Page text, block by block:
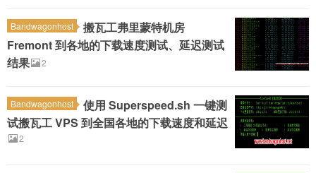
Bandwagonhost
搬瓦工弗里蒙特机房
Fremont 到各地的下载速度测试、延迟测试
结果
2
Bandwagonhost
使用 Superspeed.sh 一键测
试搬瓦工 VPS 到全国各地的下载速度和延迟
2